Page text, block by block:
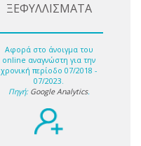
ΞΕΦΥΛΛΙΣΜΑΤΑ
Αφορά στο άνοιγμα του
online αναγνώστη για την
χρονική περίοδο 07/2018 -
07/2023.
Πηγή: Google Analytics.